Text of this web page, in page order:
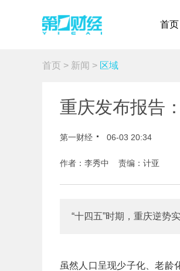
首页
首页 > 新闻 > 区域
重庆发布报告
第一财经 06-03 20:34
作者：李秀中 责编：计亚
“十四五”时期，重庆逆势
虽然人口呈现少子化、老龄